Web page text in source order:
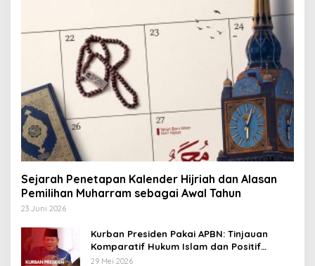
Sejarah Penetapan Kalender Hijriah dan Alasan
Pemilihan Muharram sebagai Awal Tahun
23 Juni 2026
Kurban Presiden Pakai APBN: Tinjauan
Komparatif Hukum Islam dan Positif
Negara
29 Mei 2026